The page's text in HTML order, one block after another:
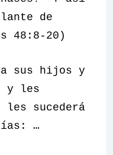
de
48:8-20)
a sus hijos y
y les
les sucederá
…